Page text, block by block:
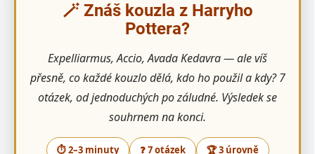
🪄 Znáš kouzla z Harryho
Pottera?
Expelliarmus, Accio, Avada Kedavra — ale víš
přesně, co každé kouzlo dělá, kdo ho použil a kdy? 7
otázek, od jednoduchých po záludné. Výsledek se
souhrnem na konci.
⏱ 2–3 minuty ❓ 7 otázek 🏆 3 úrovně